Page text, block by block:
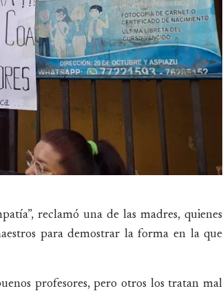
reclamó una de las madres, quienes
para demostrar la forma en la que
profesores, pero otros los tratan mal